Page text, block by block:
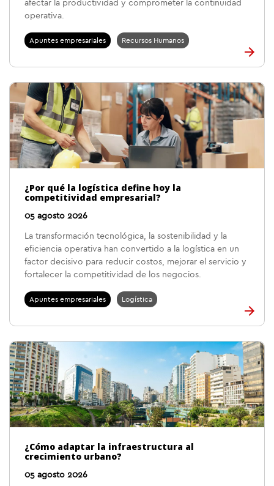
afectar la productividad y comprometer la continuidad
operativa.
Apuntes empresariales Recursos Humanos
¿Por qué la logística define hoy la
competitividad empresarial?
05 agosto 2026
La transformación tecnológica, la sostenibilidad y la
eficiencia operativa han convertido a la logística en un
factor decisivo para reducir costos, mejorar el servicio y
fortalecer la competitividad de los negocios.
Apuntes empresariales Logística
¿Cómo adaptar la infraestructura al
crecimiento urbano?
05 agosto 2026